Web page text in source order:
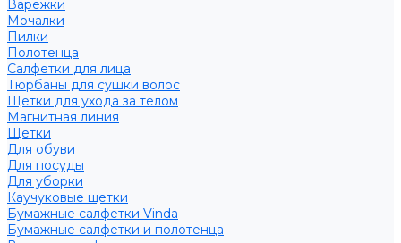
Варежки
Мочалки
Пилки
Полотенца
Салфетки для лица
Тюрбаны для сушки волос
Щетки для ухода за телом
Магнитная линия
Щетки
Для обуви
Для посуды
Для уборки
Каучуковые щетки
Бумажные салфетки Vinda
Бумажные салфетки и полотенца